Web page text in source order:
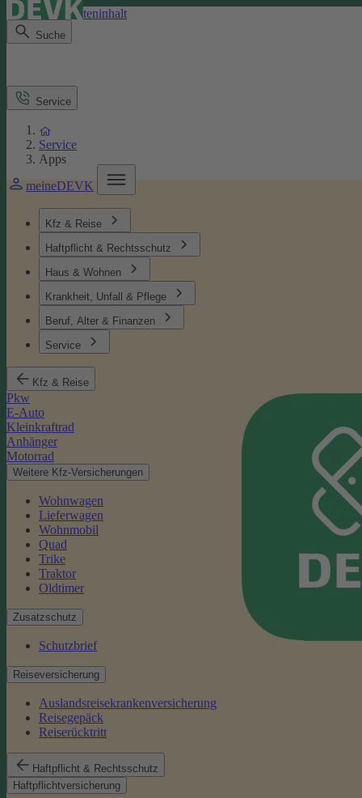
Direkt zum Seiteninhalt
Suche
meineDEVK
Kfz & Reise
Haftpflicht & Rechtsschutz
Haus & Wohnen
Krankheit, Unfall & Pflege
Beruf, Alter & Finanzen
Service
Kfz & Reise
Pkw
E-Auto
Kleinkraftrad
Anhänger
Motorrad
Weitere Kfz-Versicherungen
Wohnwagen
Lieferwagen
Wohnmobil
Quad
Trike
Traktor
Oldtimer
Zusatzschutz
Schutzbrief
Reiseversicherung
Auslandsreisekrankenversicherung
Reisegepäck
Reiserücktritt
Haftpflicht & Rechtsschutz
Haftpflichtversicherung
Service
Service
Apps